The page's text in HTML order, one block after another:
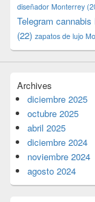
diseñador Monterrey
Telegram cannabis
(22) zapatos de lujo
Archives
diciembre 2025
octubre 2025
abril 2025
diciembre 2024
noviembre 2024
agosto 2024